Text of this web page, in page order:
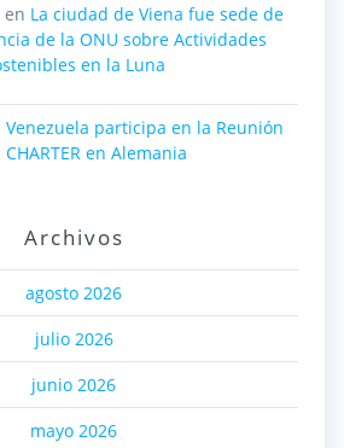
en La ciudad de Viena fue sede de
de la ONU sobre Actividades
en la Luna
Venezuela participa en la Reunión
en Alemania
Archivos
agosto 2026
julio 2026
junio 2026
mayo 2026